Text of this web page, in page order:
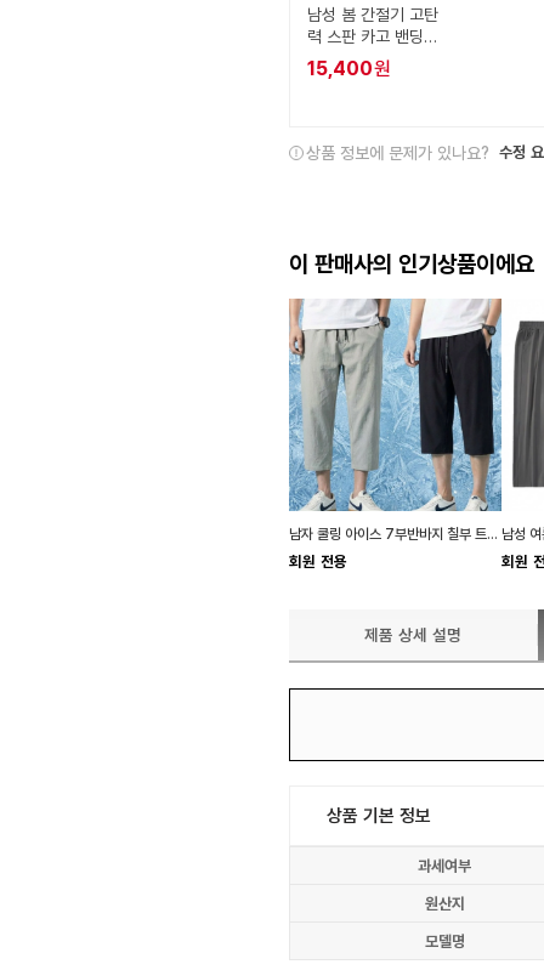
남성 봄 간절기 고탄
력 스판 카고 밴딩
조거 팬츠
15,400원
상품 정보에 문제가 있나요? 수정
이 판매사의 인기상품이에요
남자 쿨링 아이스 7부반바지 칠부 트레이닝 츄리닝 헬스 팬츠 등산 축구 런닝 7부바지
회원 전용 회원
제품 상세 설명
상품 기본 정보
과세여부
원산지
모델명